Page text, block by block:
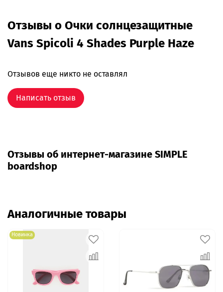
Отзывы о Очки солнцезащитные
Vans Spicoli 4 Shades Purple Haze
Отзывов еще никто не оставлял
Написать отзыв
Отзывы об интернет-магазине SIMPLE
boardshop
Аналогичные товары
Новинка